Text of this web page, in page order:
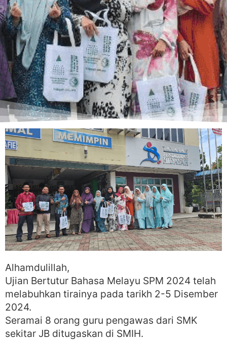
Alhamdulillah,
Ujian Bertutur Bahasa Melayu SPM 2024 telah
melabuhkan tirainya pada tarikh 2-5 Disember
2024.
Seramai 8 orang guru pengawas dari SMK
sekitar JB ditugaskan di SMIH.